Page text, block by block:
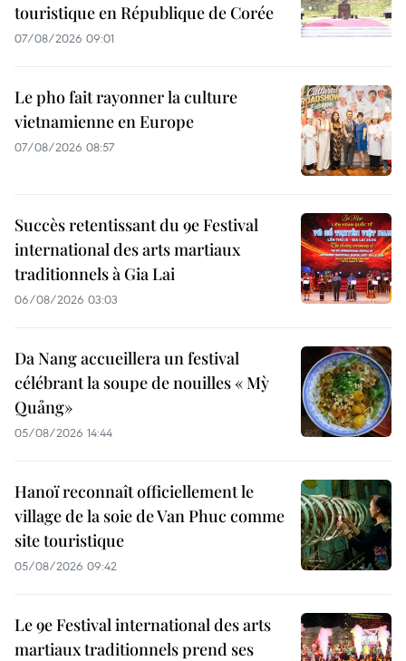
touristique en République de Corée
07/08/2026 09:01
Le pho fait rayonner la culture
vietnamienne en Europe
07/08/2026 08:57
Succès retentissant du 9e Festival
international des arts martiaux
traditionnels à Gia Lai
06/08/2026 03:03
Da Nang accueillera un festival
célébrant la soupe de nouilles « Mỳ
Quảng»
05/08/2026 14:44
Hanoï reconnaît officiellement le
village de la soie de Van Phuc comme
site touristique
05/08/2026 09:42
Le 9e Festival international des arts
martiaux traditionnels prend ses